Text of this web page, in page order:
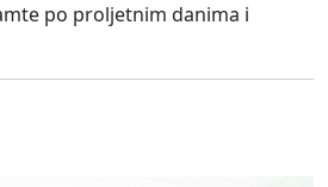
po proljetnim danima i